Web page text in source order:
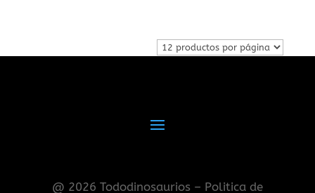
@ 2026 Tododinosaurios – Politica de